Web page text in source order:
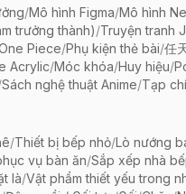
/Mô hình Figma/Mô hình
trưởng thành)/Truyện tranh
Piece/Phụ kiện thẻ bài/任
Acrylic/Móc khóa/Huy hiệu/
Sách nghệ thuật Anime/Tạp
/Thiết bị bếp nhỏ/Lò nướng
vụ bàn ăn/Sắp xếp nhà
là/Vật phẩm thiết yếu trong